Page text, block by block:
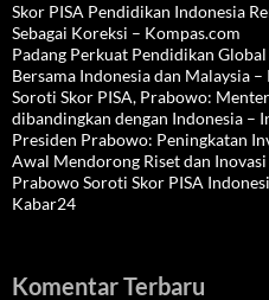
Skor PISA Pendidikan Indonesia
Sebagai Koreksi – Kompas.com
Padang Perkuat Pendidikan
Bersama Indonesia dan Malaysia
Soroti Skor PISA, Prabowo:
dibandingkan dengan Indonesia –
Presiden Prabowo: Peningkatan
Awal Mendorong Riset dan Inovasi
Prabowo Soroti Skor PISA
Kabar24
Komentar Terbaru